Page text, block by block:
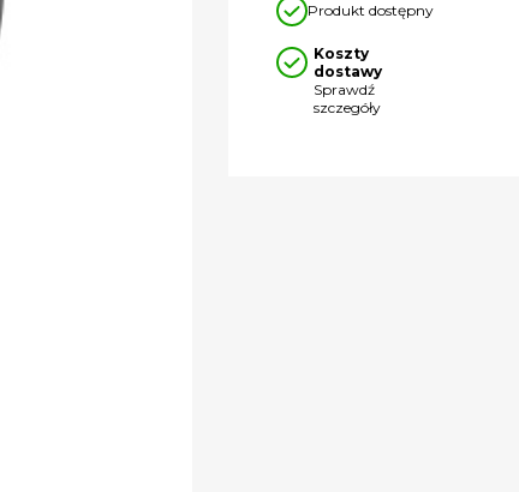
Produkt dostępny
Koszty
dostawy
Sprawdź
szczegóły